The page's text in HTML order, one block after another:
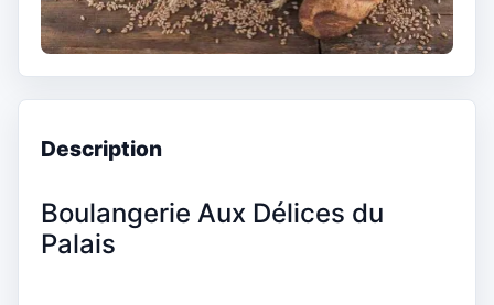
Description
Boulangerie Aux Délices du
Palais